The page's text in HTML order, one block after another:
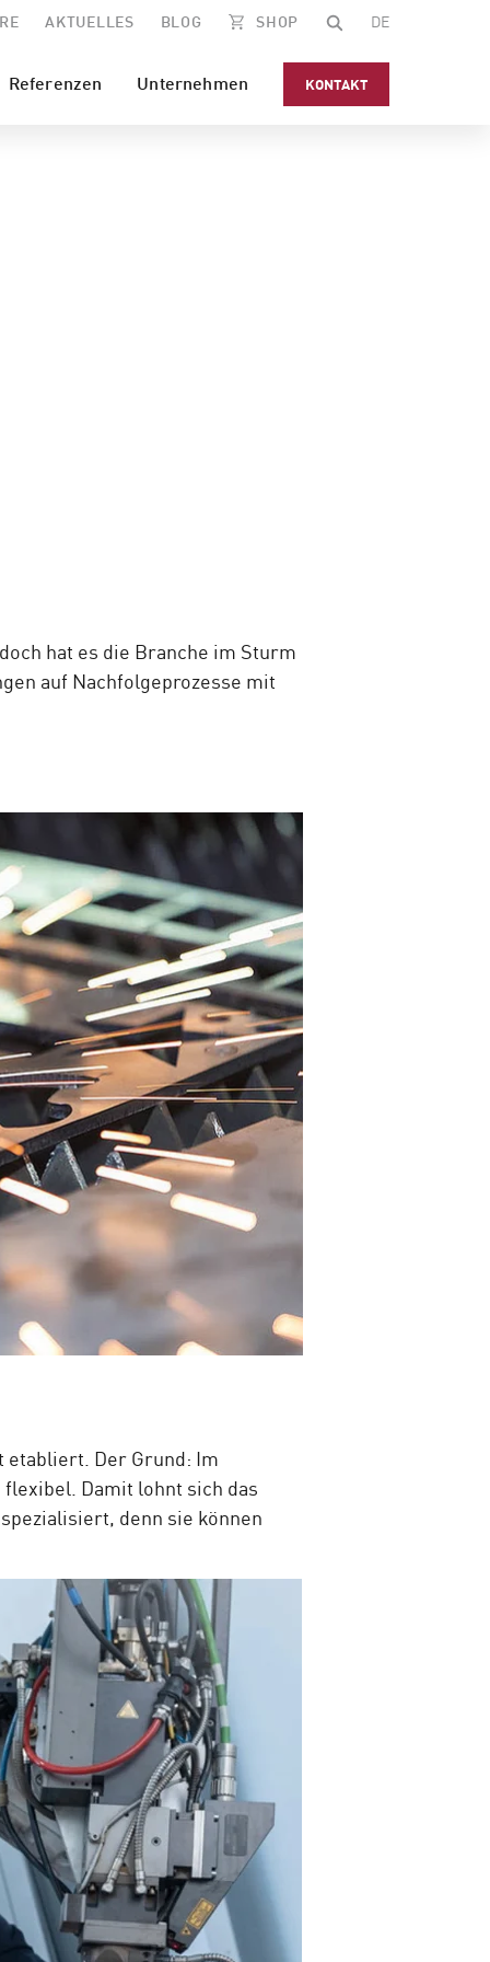
AKTUELLES BLOG SHOP DE
Referenzen Unternehmen KONTAKT
hat es die Branche im Sturm
auf Nachfolgeprozesse mit
Der Grund: Im
Damit lohnt sich das
denn sie können